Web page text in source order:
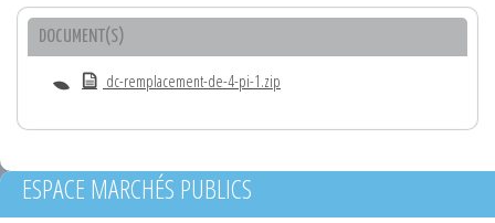
DOCUMENT(S)
dc-remplacement-de-4-pi-1.zip
ESPACE MARCHÉS PUBLICS